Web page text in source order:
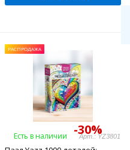
РАСПРОДАЖА
-30%
Есть в наличии Арт.: YZ3801